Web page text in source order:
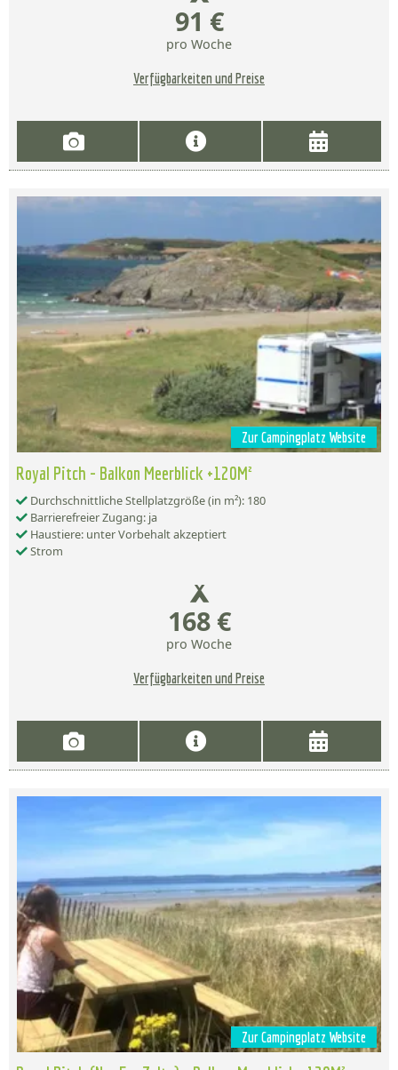
91 €
pro Woche
Verfügbarkeiten und Preise
Zur Campingplatz Website
Royal Pitch - Balkon Meerblick +120M²
Durchschnittliche Stellplatzgröße (in m²): 180
Barrierefreier Zugang: ja
Haustiere: unter Vorbehalt akzeptiert
Strom
168 €
pro Woche
Verfügbarkeiten und Preise
Zur Campingplatz Website